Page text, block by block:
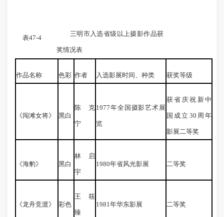
表47-4
三明市入选省级以上摄影作品获
奖情况表
作品名称 色彩 作者 入选影展时间、种类 获奖等级
《闯滩女将》 黑白
陈克
宁
1977年全国摄影艺术展
览
获省庆祝新中
国成立30周年
影展二等奖
《海豹》 黑白
林启
宇
1980年省风光影展 二等奖
《龙舟竞渡》 彩色
王筱
臻
1981年华东影展 二等奖